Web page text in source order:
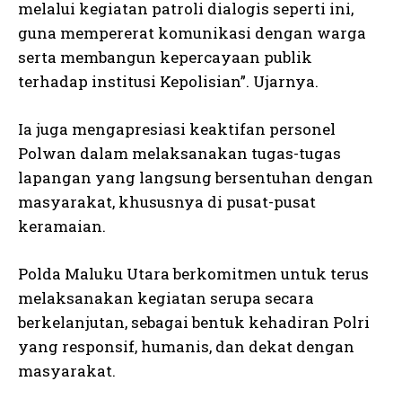
melalui kegiatan patroli dialogis seperti ini,
guna mempererat komunikasi dengan warga
serta membangun kepercayaan publik
terhadap institusi Kepolisian”. Ujarnya.
Ia juga mengapresiasi keaktifan personel
Polwan dalam melaksanakan tugas-tugas
lapangan yang langsung bersentuhan dengan
masyarakat, khususnya di pusat-pusat
keramaian.
Polda Maluku Utara berkomitmen untuk terus
melaksanakan kegiatan serupa secara
berkelanjutan, sebagai bentuk kehadiran Polri
yang responsif, humanis, dan dekat dengan
masyarakat.